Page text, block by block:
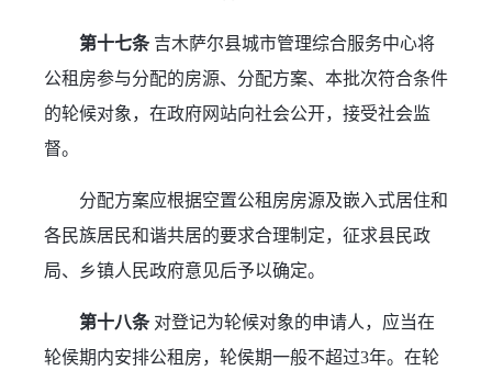
第十七条 吉木萨尔县城市管理综合服务中心将
公租房参与分配的房源、分配方案、本批次符合条件
的轮候对象，在政府网站向社会公开，接受社会监
督。
分配方案应根据空置公租房房源及嵌入式居住和
各民族居民和谐共居的要求合理制定，征求县民政
局、乡镇人民政府意见后予以确定。
第十八条 对登记为轮候对象的申请人，应当在
轮侯期内安排公租房，轮侯期一般不超过3年。在轮